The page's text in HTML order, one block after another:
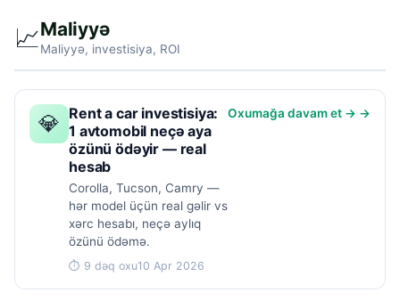
📈Maliyyə
Maliyyə, investisiya, ROI
💎 Rent a car investisiya:
1 avtomobil neçə aya
özünü ödəyir — real
hesab
Corolla, Tucson, Camry —
hər model üçün real gəlir vs
xərc hesabı, neçə aylıq
özünü ödəmə.
⏱ 9 dəq oxu10 Apr 2026
Oxumağa davam et → →